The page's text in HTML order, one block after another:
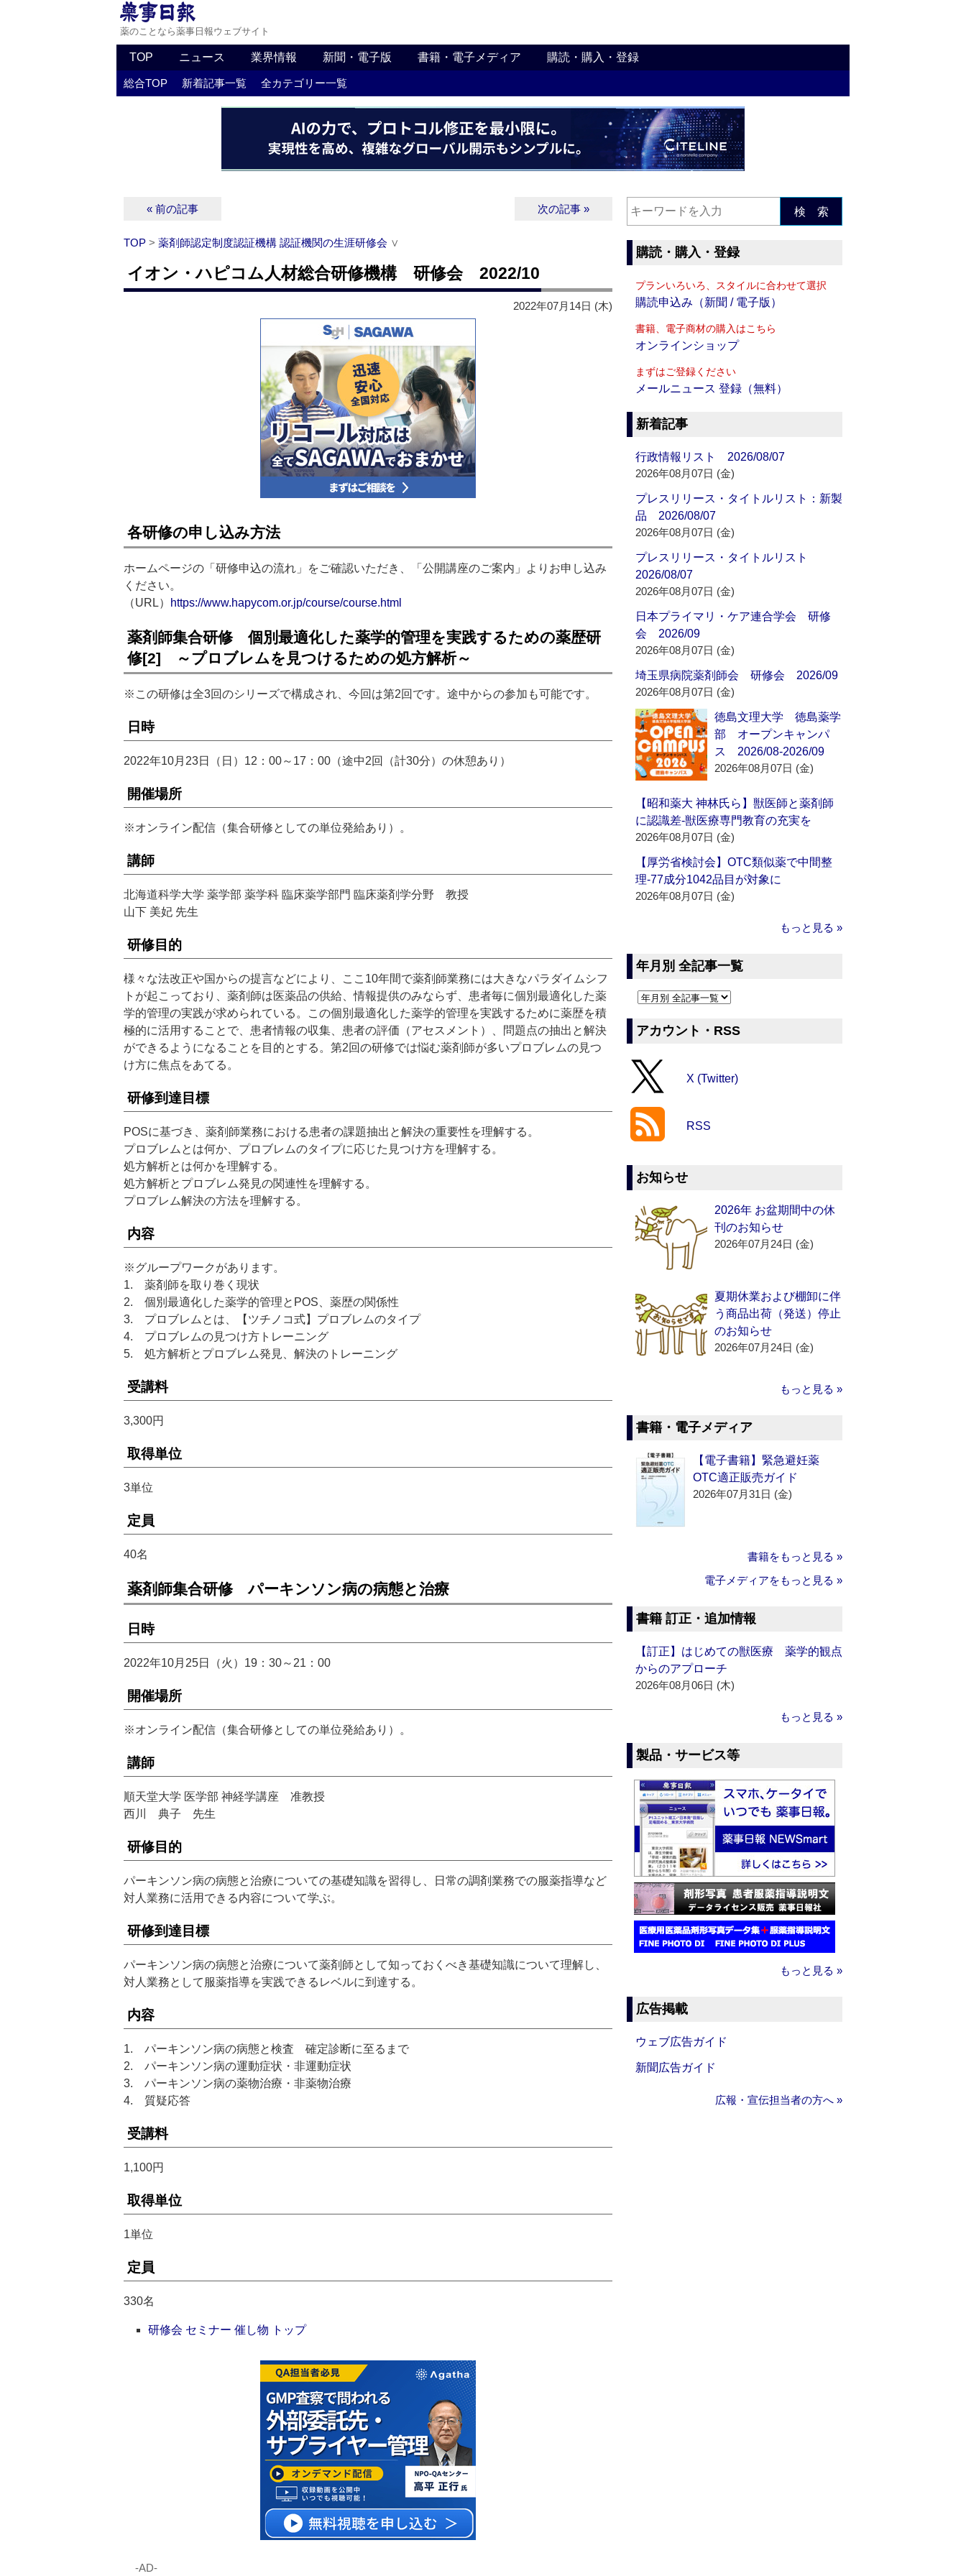
薬のことなら薬事日報ウェブサイト
TOP ニュース 業界情報 新聞・電子版 書籍・電子メディア 購読・購入・登録
総合TOP 新着記事一覧 全カテゴリー一覧
« 前の記事 次の記事 »
TOP > 薬剤師認定制度認証機構 認証機関の生涯研修会 ∨
イオン・ハピコム人材総合研修機構 研修会 2022/10
2022年07月14日 (木)
各研修の申し込み方法
ホームページの「研修申込の流れ」をご確認いただき、「公開講座のご案内」よりお申し込み
ください。
（URL）
https://www.hapycom.or.jp/course/course.html
薬剤師集合研修 個別最適化した薬学的管理を実践するための薬歴研
修[2] ～プロブレムを見つけるための処方解析～
※この研修は全3回のシリーズで構成され、今回は第2回です。途中からの参加も可能です。
日時
2022年10月23日（日）12：00～17：00（途中2回（計30分）の休憩あり）
開催場所
※オンライン配信（集合研修としての単位発給あり）。
講師
北海道科学大学 薬学部 薬学科 臨床薬学部門 臨床薬剤学分野 教授
山下 美妃 先生
研修目的
様々な法改正や国からの提言などにより、ここ10年間で薬剤師業務には大きなパラダイムシフ
トが起こっており、薬剤師は医薬品の供給、情報提供のみならず、患者毎に個別最適化した薬
学的管理の実践が求められている。この個別最適化した薬学的管理を実践するために薬歴を積
極的に活用することで、患者情報の収集、患者の評価（アセスメント）、問題点の抽出と解決
ができるようになることを目的とする。第2回の研修では悩む薬剤師が多いプロブレムの見つ
け方に焦点をあてる。
研修到達目標
POSに基づき、薬剤師業務における患者の課題抽出と解決の重要性を理解する。
プロブレムとは何か、プロブレムのタイプに応じた見つけ方を理解する。
処方解析とは何かを理解する。
処方解析とプロブレム発見の関連性を理解する。
プロブレム解決の方法を理解する。
内容
※グループワークがあります。
1. 薬剤師を取り巻く現状
2. 個別最適化した薬学的管理とPOS、薬歴の関係性
3. プロブレムとは、【ツチノコ式】プロブレムのタイプ
4. プロブレムの見つけ方トレーニング
5. 処方解析とプロブレム発見、解決のトレーニング
受講料
3,300円
取得単位
3単位
定員
40名
薬剤師集合研修 パーキンソン病の病態と治療
日時
2022年10月25日（火）19：30～21：00
開催場所
※オンライン配信（集合研修としての単位発給あり）。
講師
順天堂大学 医学部 神経学講座 准教授
西川 典子 先生
研修目的
パーキンソン病の病態と治療についての基礎知識を習得し、日常の調剤業務での服薬指導など
対人業務に活用できる内容について学ぶ。
研修到達目標
パーキンソン病の病態と治療について薬剤師として知っておくべき基礎知識について理解し、
対人業務として服薬指導を実践できるレベルに到達する。
内容
1. パーキンソン病の病態と検査 確定診断に至るまで
2. パーキンソン病の運動症状・非運動症状
3. パーキンソン病の薬物治療・非薬物治療
4. 質疑応答
受講料
1,100円
取得単位
1単位
定員
330名
研修会 セミナー 催し物 トップ
‐AD‐
検 索
購読・購入・登録
プランいろいろ、スタイルに合わせて選択
購読申込み（新聞 / 電子版）
書籍、電子商材の購入はこちら
オンラインショップ
まずはご登録ください
メールニュース 登録（無料）
新着記事
行政情報リスト 2026/08/07
2026年08月07日 (金)
プレスリリース・タイトルリスト：新製
品 2026/08/07
2026年08月07日 (金)
プレスリリース・タイトルリスト
2026/08/07
2026年08月07日 (金)
日本プライマリ・ケア連合学会 研修
会 2026/09
2026年08月07日 (金)
埼玉県病院薬剤師会 研修会 2026/09
2026年08月07日 (金)
徳島文理大学 徳島薬学
部 オープンキャンパ
ス 2026/08-2026/09
2026年08月07日 (金)
【昭和薬大 神林氏ら】獣医師と薬剤師
に認識差‐獣医療専門教育の充実を
2026年08月07日 (金)
【厚労省検討会】OTC類似薬で中間整
理‐77成分1042品目が対象に
2026年08月07日 (金)
もっと見る »
年月別 全記事一覧
アカウント・RSS
X (Twitter)
RSS
お知らせ
2026年 お盆期間中の休
刊のお知らせ
2026年07月24日 (金)
夏期休業および棚卸に伴
う商品出荷（発送）停止
のお知らせ
2026年07月24日 (金)
もっと見る »
書籍・電子メディア
【電子書籍】緊急避妊薬
OTC適正販売ガイド
2026年07月31日 (金)
書籍をもっと見る »
電子メディアをもっと見る »
書籍 訂正・追加情報
【訂正】はじめての獣医療 薬学的観点
からのアプローチ
2026年08月06日 (木)
もっと見る »
製品・サービス等
もっと見る »
広告掲載
ウェブ広告ガイド
新聞広告ガイド
広報・宣伝担当者の方へ »